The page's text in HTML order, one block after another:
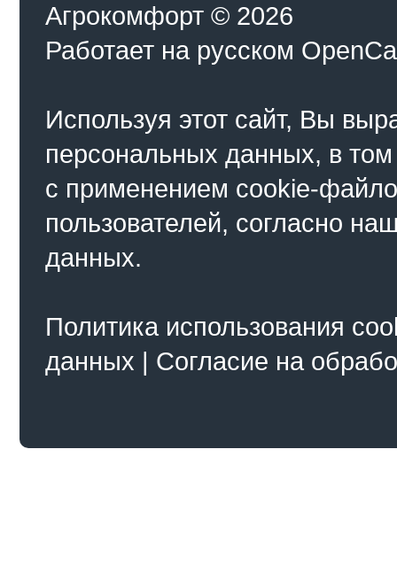
Агрокомфорт © 2026
Работает на русском
Используя этот сайт, Вы
персональных данных, в
с применением cookie-
пользователей, согласно
данных.
Политика использования
данных | Согласие на